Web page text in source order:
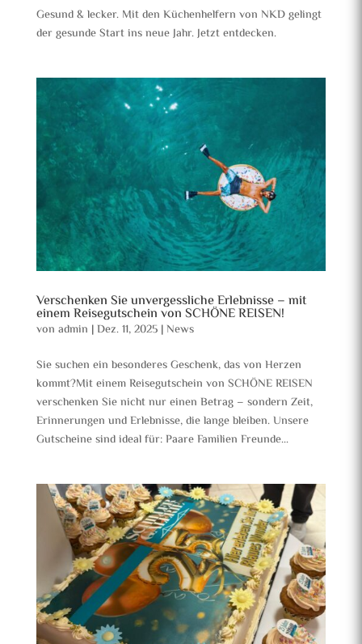
Gesund & lecker. Mit den Küchenhelfern von NKD gelingt
der gesunde Start ins neue Jahr. Jetzt entdecken.
Verschenken Sie unvergessliche Erlebnisse – mit
einem Reisegutschein von SCHÖNE REISEN!
von admin |Dez. 11, 2025|News
Sie suchen ein besonderes Geschenk, das von Herzen
kommt?Mit einem Reisegutschein von SCHÖNE REISEN
verschenken Sie nicht nur einen Betrag – sondern Zeit,
Erinnerungen und Erlebnisse, die lange bleiben. Unsere
Gutscheine sind ideal für: Paare Familien Freunde...